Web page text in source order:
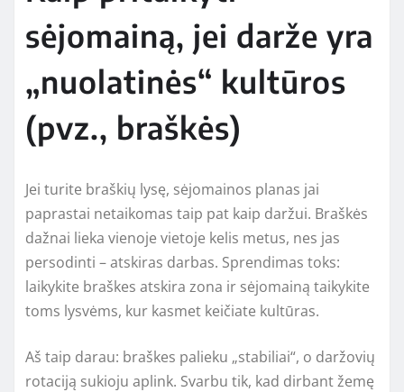
sėjomainą, jei darže yra
„nuolatinės“ kultūros
(pvz., braškės)
Jei turite braškių lysę, sėjomainos planas jai
paprastai netaikomas taip pat kaip daržui. Braškės
dažnai lieka vienoje vietoje kelis metus, nes jas
persodinti – atskiras darbas. Sprendimas toks:
laikykite braškes atskira zona ir sėjomainą taikykite
toms lysvėms, kur kasmet keičiate kultūras.
Aš taip darau: braškes palieku „stabiliai“, o daržovių
rotaciją sukioju aplink. Svarbu tik, kad dirbant žemę